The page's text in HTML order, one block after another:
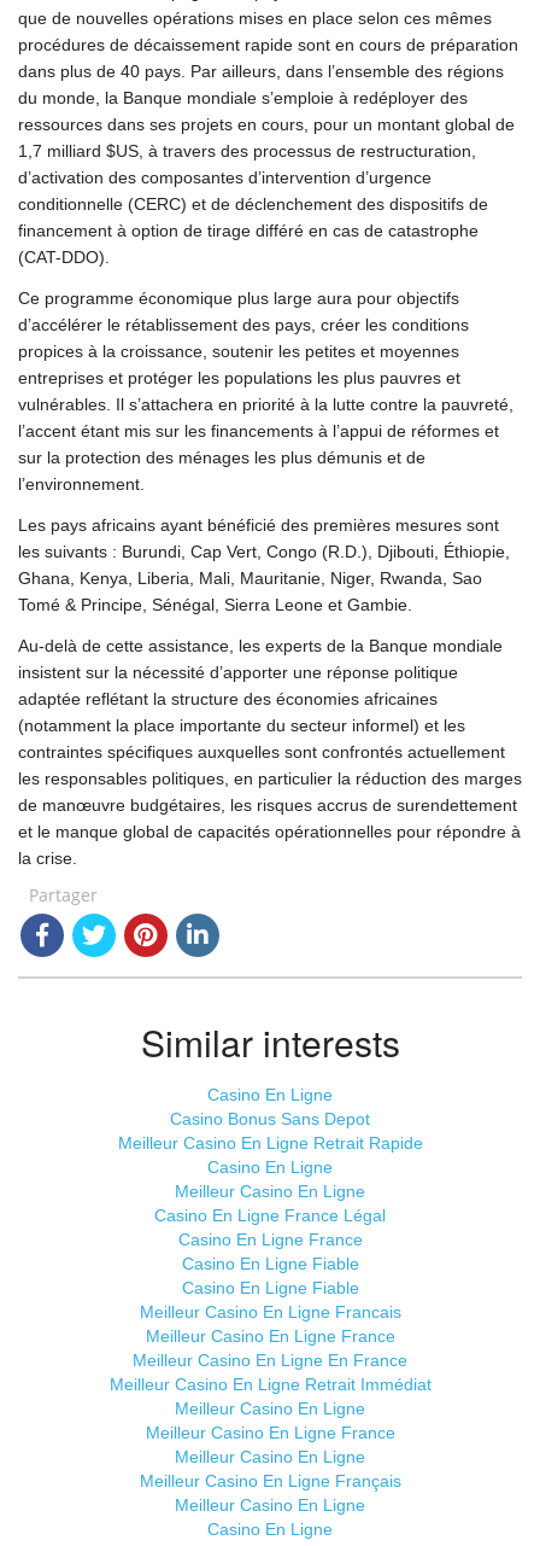
que de nouvelles opérations mises en place selon ces mêmes
procédures de décaissement rapide sont en cours de préparation
dans plus de 40 pays. Par ailleurs, dans l’ensemble des régions
du monde, la Banque mondiale s’emploie à redéployer des
ressources dans ses projets en cours, pour un montant global de
1,7 milliard $US, à travers des processus de restructuration,
d’activation des composantes d’intervention d’urgence
conditionnelle (CERC) et de déclenchement des dispositifs de
financement à option de tirage différé en cas de catastrophe
(CAT-DDO).
Ce programme économique plus large aura pour objectifs
d’accélérer le rétablissement des pays, créer les conditions
propices à la croissance, soutenir les petites et moyennes
entreprises et protéger les populations les plus pauvres et
vulnérables. Il s’attachera en priorité à la lutte contre la pauvreté,
l’accent étant mis sur les financements à l’appui de réformes et
sur la protection des ménages les plus démunis et de
l’environnement.
Les pays africains ayant bénéficié des premières mesures sont
les suivants : Burundi, Cap Vert, Congo (R.D.), Djibouti, Éthiopie,
Ghana, Kenya, Liberia, Mali, Mauritanie, Niger, Rwanda, Sao
Tomé & Principe, Sénégal, Sierra Leone et Gambie.
Au-delà de cette assistance, les experts de la Banque mondiale
insistent sur la nécessité d’apporter une réponse politique
adaptée reflétant la structure des économies africaines
(notamment la place importante du secteur informel) et les
contraintes spécifiques auxquelles sont confrontés actuellement
les responsables politiques, en particulier la réduction des marges
de manœuvre budgétaires, les risques accrus de surendettement
et le manque global de capacités opérationnelles pour répondre à
la crise.
Partager
Similar interests
Casino En Ligne
Casino Bonus Sans Depot
Meilleur Casino En Ligne Retrait Rapide
Casino En Ligne
Meilleur Casino En Ligne
Casino En Ligne France Légal
Casino En Ligne France
Casino En Ligne Fiable
Casino En Ligne Fiable
Meilleur Casino En Ligne Francais
Meilleur Casino En Ligne France
Meilleur Casino En Ligne En France
Meilleur Casino En Ligne Retrait Immédiat
Meilleur Casino En Ligne
Meilleur Casino En Ligne France
Meilleur Casino En Ligne
Meilleur Casino En Ligne Français
Meilleur Casino En Ligne
Casino En Ligne